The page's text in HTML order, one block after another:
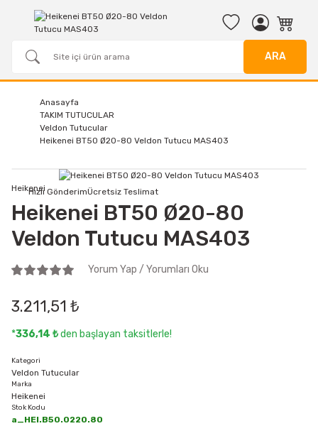
ARA
Anasayfa
TAKIM TUTUCULAR
Veldon Tutucular
Heikenei BT50 Ø20-80 Veldon Tutucu MAS403
Hızlı GönderimÜcretsiz Teslimat
Heikenei
Heikenei BT50 Ø20-80
Veldon Tutucu MAS403
Yorum Yap / Yorumları Oku
3.211,51 ₺
*336,14 ₺den başlayan taksitlerle!
Kategori
Veldon Tutucular
Marka
Heikenei
Stok Kodu
a_HEI.B50.0220.80